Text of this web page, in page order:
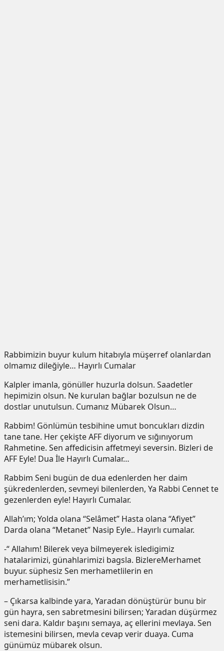
Rabbimizin buyur kulum hitabıyla müşerref olanlardan
olmamız dileğiyle… Hayırlı Cumalar
Kalpler imanla, gönüller huzurla dolsun. Saadetler
hepimizin olsun. Ne kurulan bağlar bozulsun ne de
dostlar unutulsun. Cumanız Mübarek Olsun…
Rabbim! Gönlümün tesbihine umut boncukları dizdin
tane tane. Her çekişte AFF diyorum ve sığınıyorum
Rahmetine. Sen affedicisin affetmeyi seversin. Bizleri de
AFF Eyle! Dua İle Hayırlı Cumalar…
Rabbim Seni bugün de dua edenlerden her daim
şükredenlerden, sevmeyi bilenlerden, Ya Rabbi Cennet te
gezenlerden eyle! Hayırlı Cumalar.
Allah’ım; Yolda olana “Selâmet” Hasta olana “Afiyet”
Darda olana “Metanet” Nasip Eyle.. Hayırlı cumalar.
-“ Allahım! Bilerek veya bilmeyerek isledigimiz
hatalarimizi, günahlarimizi bagsla. BizlereMerhamet
buyur. süphesiz Sen merhametlilerin en
merhametlisisin.”
– Çıkarsa kalbinde yara, Yaradan dönüştürür bunu bir
gün hayra, sen sabretmesini bilirsen; Yaradan düşürmez
seni dara. Kaldır başını semaya, aç ellerini mevlaya. Sen
istemesini bilirsen, mevla cevap verir duaya. Cuma
günümüz mübarek olsun.